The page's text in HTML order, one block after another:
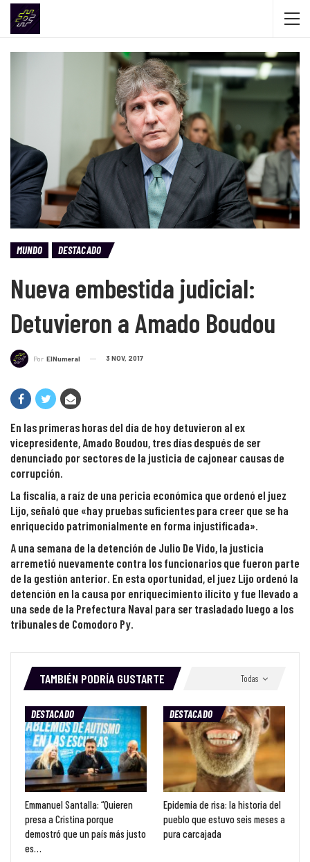
MUNDO DESTACADO
Nueva embestida judicial:
Detuvieron a Amado Boudou
Por ElNumeral 3 NOV, 2017
En las primeras horas del día de hoy detuvieron al ex
vicepresidente, Amado Boudou, tres días después de ser
denunciado por sectores de la justicia de cajonear causas de
corrupción.
La fiscalía, a raíz de una pericia económica que ordenó el juez
Lijo, señaló que «hay pruebas suficientes para creer que se ha
enriquecido patrimonialmente en forma injustificada».
A una semana de la detención de Julio De Vido, la justicia
arremetió nuevamente contra los funcionarios que fueron parte
de la gestión anterior. En esta oportunidad, el juez Lijo ordenó la
detención en la causa por enriquecimiento ilícito y fue llevado a
una sede de la Prefectura Naval para ser trasladado luego a los
tribunales de Comodoro Py.
Todas
TAMBIÉN PODRÍA GUSTARTE
DESTACADO
Emmanuel Santalla: “Quieren
presa a Cristina porque
demostró que un país más justo
es…
DESTACADO
Epidemia de risa: la historia del
pueblo que estuvo seis meses a
pura carcajada